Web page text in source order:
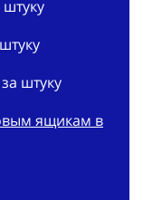
штуку
ящикам в
ящикам в г.